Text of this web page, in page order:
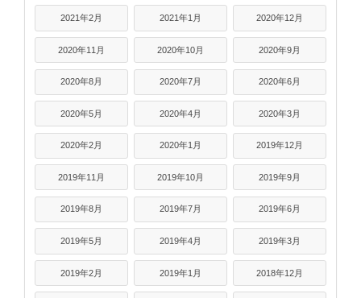
2021年2月 2021年1月 2020年12月
2020年11月 2020年10月 2020年9月
2020年8月 2020年7月 2020年6月
2020年5月 2020年4月 2020年3月
2020年2月 2020年1月 2019年12月
2019年11月 2019年10月 2019年9月
2019年8月 2019年7月 2019年6月
2019年5月 2019年4月 2019年3月
2019年2月 2019年1月 2018年12月